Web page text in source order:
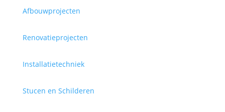
Afbouwprojecten
Renovatieprojecten
Installatietechniek
Stucen en Schilderen